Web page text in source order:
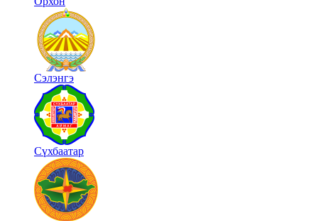
Сэлэнгэ
Сүхбаатар